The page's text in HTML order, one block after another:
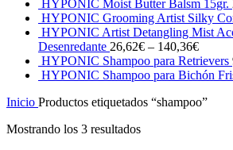
HYPONIC Moist Butter Balsm 15gr.
HYPONIC Grooming Artist Silky
HYPONIC Artist Detangling Mist
Desenredante 26,62€ – 140,36€
HYPONIC Shampoo para Retrievers
HYPONIC Shampoo para Bichón
Inicio Productos etiquetados “shampoo”
Mostrando los 3 resultados